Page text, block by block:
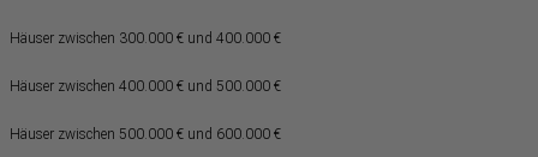
Häuser zwischen 300.000 € und 400.000 €
Häuser zwischen 400.000 € und 500.000 €
Häuser zwischen 500.000 € und 600.000 €